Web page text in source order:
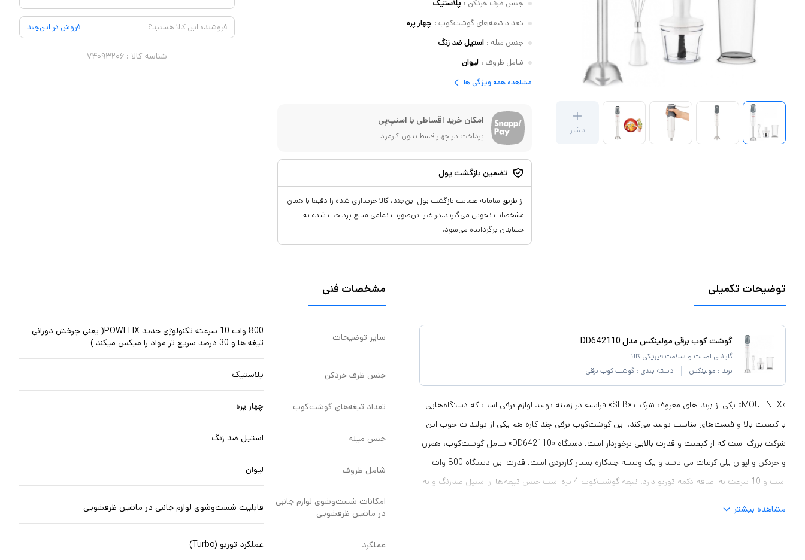
بیشتر
جنس ظرف خردکن : پلاستیک
تعداد تیغه‌های گوشت‌کوب : چهار پره
جنس میله : استیل ضد زنگ
شامل ظروف : لیوان
مشاهده همه ویژگی ها
امکان خرید اقساطی با اسنپ‌پی
پرداخت در چهار قسط بدون کارمزد
تضمین بازگشت پول
از طریق سامانه ضمانت بازگشت پول این‌چند، کالا خریداری شده را دقیقا با همان
مشخصات تحویل می‌گیرید.در غیر این‌صورت تمامی مبالغ پرداخت شده به
حسابتان برگردانده می‌شود.
فروشنده این کالا هستید؟ فروش در این‌چند
شناسه کالا : ۷۴۰۹۳۲۰۶
توضیحات تکمیلی
گوشت کوب برقی مولینکس مدل DD642110
گارانتی اصالت و سلامت فیزیکی کالا
برند : مولینکس دسته بندی : گوشت کوب برقی
«MOULINEX» یکی از برند های معروف شرکت «SEB» فرانسه در زمینه تولید لوازم برقی است که دستگاه‌هایی
با کیفیت بالا و قیمت‌های مناسب تولید می‌کند. این گوشت‌کوب برقی چند کاره هم یکی از تولیدات خوب این
شرکت بزرگ است که از کیفیت و قدرت بالایی برخوردار است. دستگاه «DD642110» شامل گوشت‌کوب، همزن
و خردکن و لیوان پلی کربنات می باشد و یک وسیله چندکاره بسیار کاربردی است. قدرت این دستگاه 800 وات
است و 10 سرعت به اضافه دکمه توربو دارد. تیغه گوشت‌کوب 4 پره است جنس تیغه‌ها از استیل ضدزنگ و به
مشاهده بیشتر
مشخصات فنی
سایر توضیحات
800 وات 10 سرعته تکنولوژی جدید POWELIX( یعنی چرخش دورانی
تیغه ها و 30 درصد سریع تر مواد را میکس میکند )
جنس ظرف خردکن پلاستیک
تعداد تیغه‌های گوشت‌کوب چهار پره
جنس میله استیل ضد زنگ
شامل ظروف لیوان
امکانات شست‌وشوی لوازم جانبی
در ماشین ظرفشویی
قابلیت شست‌وشوی لوازم جانبی در ماشین ظرفشویی
عملکرد عملکرد توربو (Turbo)